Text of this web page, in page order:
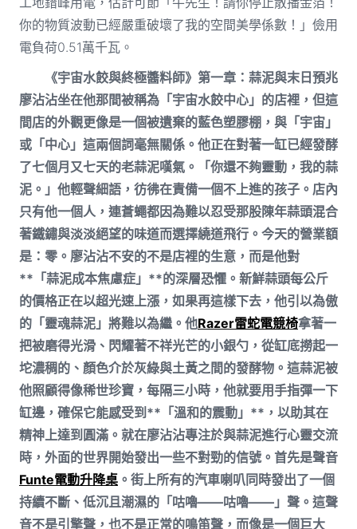
你的物質波動已經嚴重破壞了我的空間美學係數！」儉用
電負荷0.51萬千瓦。
《宇宙水餃與終極醬料師》第一章：蒜泥與末日預兆
廖沾沾坐在他那間被稱為「宇宙水餃中心」的店裡，但這
間店的外觀更像是一個被遺棄的藍色塑膠棚，與「宇宙」
或「中心」這兩個詞毫無關係。他正在對著一缸已經發酵
了七個月又七天的老蒜泥嘆氣。「你還不夠靈動，我的蒜
泥。」他輕聲細語，彷彿在責備一個不上進的孩子。店內
只有他一個人，連蒼蠅都因為難以忍受那股陳年蒜頭混合
著鐵鏽與淡淡絕望的味道而選擇繞道飛行。今天的營業額
是：零。廖沾沾不安的不是店裡的生意，而是他對
**「蒜泥成本焦慮症」**的深層恐懼。新鮮蒜頭每公斤
的價格正在以超光速上漲，如果再這樣下去，他引以為傲
的「靈魂蒜泥」將難以為繼。他Razer雷蛇電競椅拿著一
把被磨得光滑、閃耀著不祥光芒的小銀勺，從缸底撈起一
坨濃稠的、顏色介於灰綠與土黃之間的發酵物。這蒜泥被
他照顧得像稀世珍寶，每隔三小時，他就要用手指彈一下
缸邊，確保它能感受到**「溫和的震動」**，以助其在
精神上達到圓滿。就在廖沾沾專注於與蒜泥進行心靈交流
時，外面的世界開始發出一些不對勁的信號。首先是聲音
Funte電動升降桌。街上所有的汽車喇叭同時發出了一個
持續不斷、低沉且潮濕的「咕嚕——咕嚕——」聲。這聲
音不是引擎聲，也不是正常的鳴笛聲，而像是一個巨大